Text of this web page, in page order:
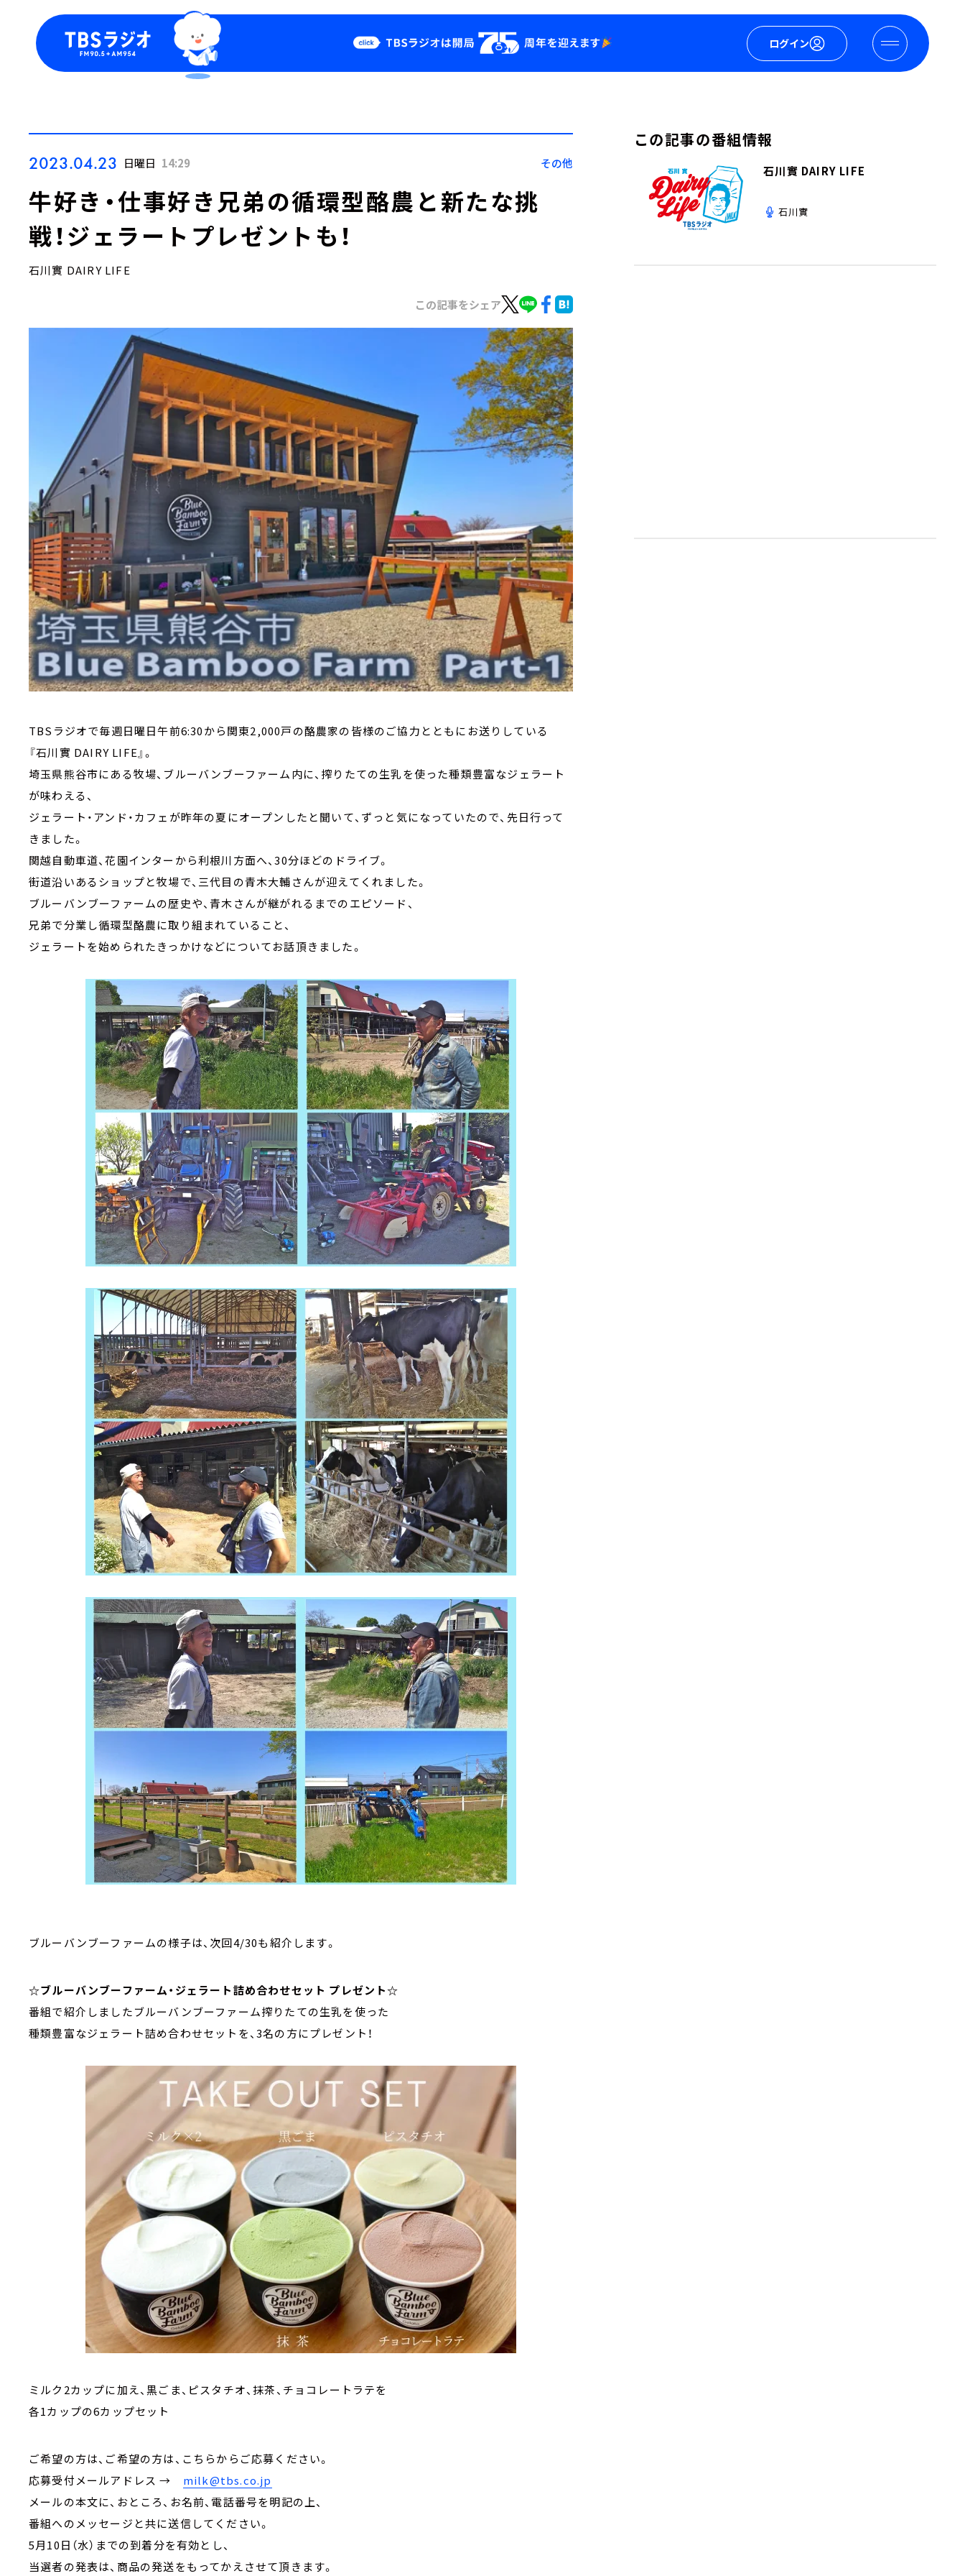
ログイン
Podcast
YouTube
2023.04.23 日曜日 14:29 その他
牛好き・仕事好き兄弟の循環型酪農と新たな挑
戦！ジェラートプレゼントも！
石川實 DAIRY LIFE
この記事をシェア
TBSラジオで毎週日曜日午前6:30から関東2,000戸の酪農家の皆様のご協力とともにお送りしている
『石川實 DAIRY LIFE』。
埼玉県熊谷市にある牧場、ブルーバンブーファーム内に、搾りたての生乳を使った種類豊富なジェラート
が味わえる、
ジェラート・アンド・カフェが昨年の夏にオープンしたと聞いて、ずっと気になっていたので、先日行って
きました。
関越自動車道、花園インターから利根川方面へ、30分ほどのドライブ。
街道沿いあるショップと牧場で、三代目の青木大輔さんが迎えてくれました。
ブルーバンブーファームの歴史や、青木さんが継がれるまでのエピソード、
兄弟で分業し循環型酪農に取り組まれていること、
ジェラートを始められたきっかけなどについてお話頂きました。
ブルーバンブーファームの様子は、次回4/30も紹介します。
☆ブルーバンブーファーム・ジェラート詰め合わせセット プレゼント☆
番組で紹介しましたブルーバンブーファーム搾りたての生乳を使った
種類豊富なジェラート詰め合わせセットを、3名の方にプレゼント！
ミルク2カップに加え、黒ごま、ピスタチオ、抹茶、チョコレートラテを
各1カップの6カップセット
ご希望の方は、ご希望の方は、こちらからご応募ください。
応募受付メールアドレス → milk@tbs.co.jp
メールの本文に、おところ、お名前、電話番号を明記の上、
番組へのメッセージと共に送信してください。
5月10日（水）までの到着分を有効とし、
当選者の発表は、商品の発送をもってかえさせて頂きます。
この記事の番組情報
石川實 DAIRY LIFE
石川實